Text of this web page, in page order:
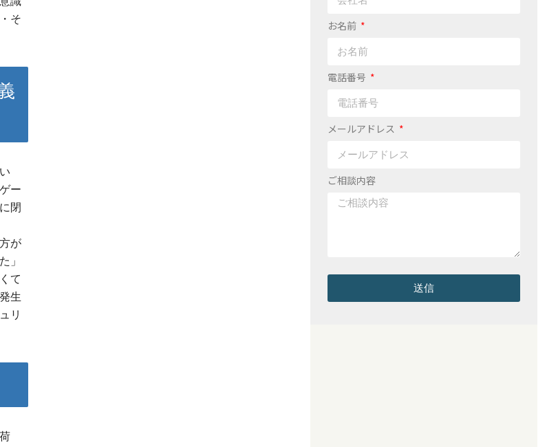
そ
ー
閉
が
」
て
生
リ
お名前
電話番号
メールアドレス
ご相談内容
送信